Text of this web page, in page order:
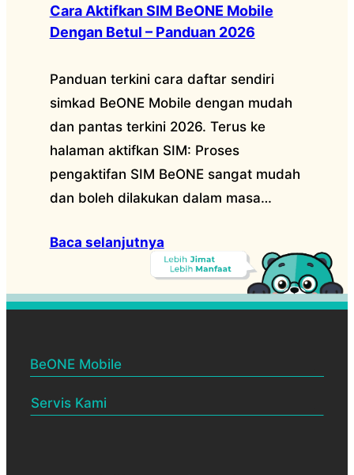
Cara Aktifkan SIM BeONE Mobile
Dengan Betul – Panduan 2026
Panduan terkini cara daftar sendiri
simkad BeONE Mobile dengan mudah
dan pantas terkini 2026. Terus ke
halaman aktifkan SIM: Proses
pengaktifan SIM BeONE sangat mudah
dan boleh dilakukan dalam masa…
Baca selanjutnya
BeONE Mobile
Pelan BeONE Mobile
Servis Kami